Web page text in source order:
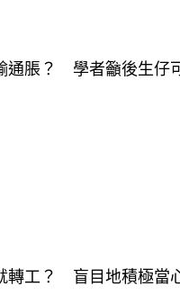
通脹？ 學者籲後生
轉工？ 盲目地積極當